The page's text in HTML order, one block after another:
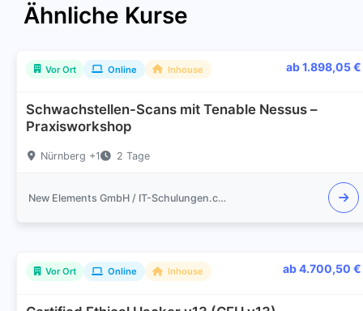
Ähnliche Kurse
Vor Ort Online Inhouse ab 1.898,05 €
Schwachstellen-Scans mit Tenable Nessus –
Praxisworkshop
Nürnberg +1 2 Tage
New Elements GmbH / IT-Schulungen.com
Vor Ort Online Inhouse ab 4.700,50 €